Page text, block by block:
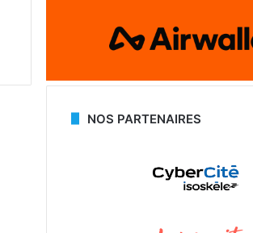
NOS PARTENAIRES